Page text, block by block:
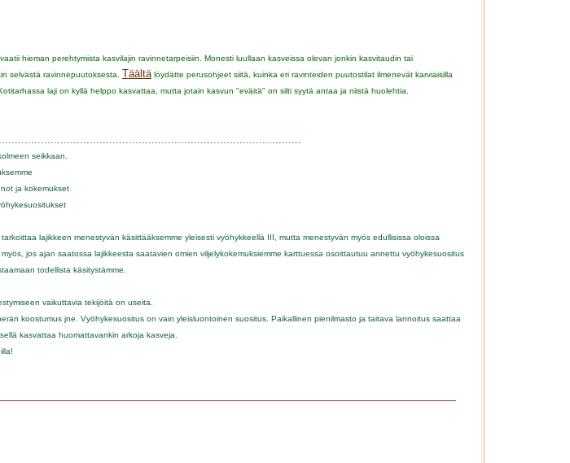
hieman perehtymista kasvilajin ravinnetarpeisiin. Monesti luullaan kasveissa olevan jonkin kasvitaudin tai
selvästä ravinnepuutoksesta. Täältä löydätte perusohjeet siitä, kuinka eri ravinteiden puutostilat ilmenevät karviaisilla
laji on kyllä helppo kasvattaa, mutta jotain kasvun "eväitä" on silti syytä antaa ja niistä huolehtia.
seikkaan.
ja kokemukset
lajikkeen menestyvän käsittääksemme yleisesti vyöhykkeellä III, mutta menestyvän myös edullisissa oloissa
jos ajan saatossa lajikkeesta saatavien omien viljelykokemuksiemme karttuessa osoittautuu annettu vyöhykesuositus
todellista käsitystämme.
vaikuttavia tekijöitä on useita.
koostumus jne. Vyöhykesuositus on vain yleisluontoinen suositus. Paikallinen pienilmasto ja taitava lannoitus saattaa
kasvattaa huomattavankin arkoja kasveja.